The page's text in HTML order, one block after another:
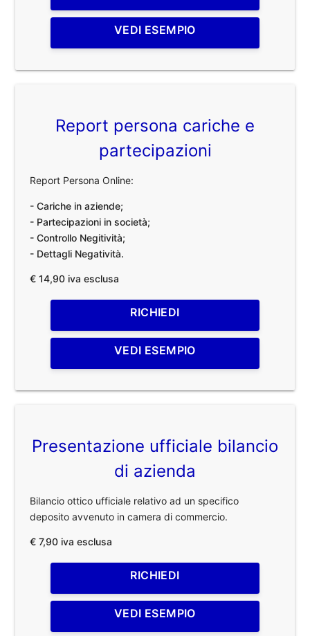
VEDI ESEMPIO
Report persona cariche e
partecipazioni
Report Persona Online:
- Cariche in aziende;
- Partecipazioni in società;
- Controllo Negitività;
- Dettagli Negatività.
€ 14,90 iva esclusa
RICHIEDI
VEDI ESEMPIO
Presentazione ufficiale bilancio
di azienda
Bilancio ottico ufficiale relativo ad un specifico
deposito avvenuto in camera di commercio.
€ 7,90 iva esclusa
RICHIEDI
VEDI ESEMPIO